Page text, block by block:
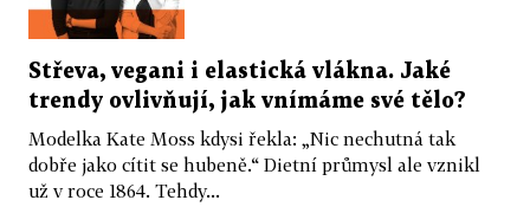
Střeva, vegani i elastická vlákna. Jaké
trendy ovlivňují, jak vnímáme své tělo?
Modelka Kate Moss kdysi řekla: „Nic nechutná tak
dobře jako cítit se hubeně.“ Dietní průmysl ale vznikl
už v roce 1864. Tehdy...